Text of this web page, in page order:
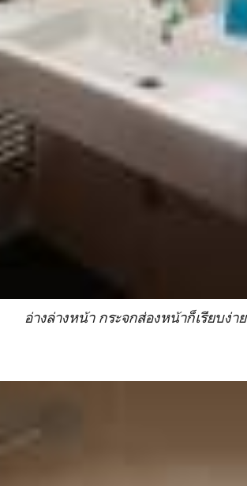
อ่างล่างหน้า กระจกส่องหน้าก็เรียบง่าย